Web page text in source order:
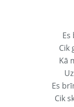
Cik
Kā
Es
Cik